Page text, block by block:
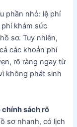
phần nhỏ: lệ phí
khám sức
sơ. Tuy nhiên,
các khoản phí
rõ ràng ngay từ
không phát sinh
chính sách rõ
sơ nhanh, có lịch